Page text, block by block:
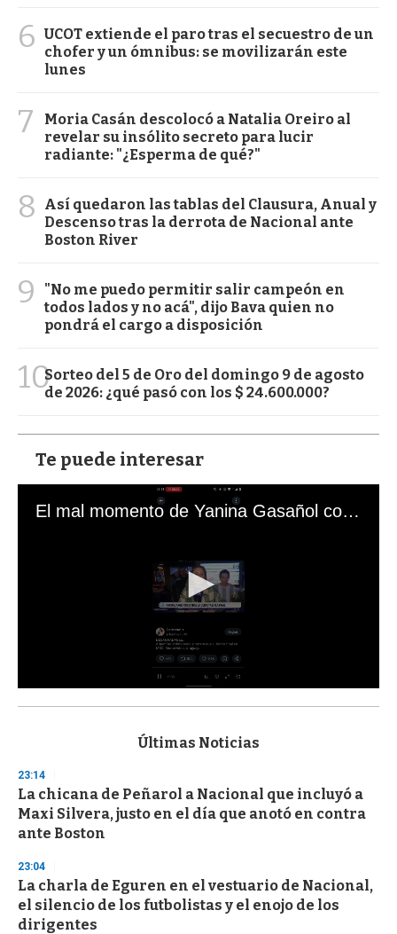
6 UCOT extiende el paro tras el secuestro de un
chofer y un ómnibus: se movilizarán este
lunes
7
Moria Casán descolocó a Natalia Oreiro al
revelar su insólito secreto para lucir
radiante: "¿Esperma de qué?"
8
Así quedaron las tablas del Clausura, Anual y
Descenso tras la derrota de Nacional ante
Boston River
9
"No me puedo permitir salir campeón en
todos lados y no acá", dijo Bava quien no
pondrá el cargo a disposición
10Sorteo del 5 de Oro del domingo 9 de agosto
de 2026: ¿qué pasó con los $ 24.600.000?
Te puede interesar
El mal momento de Yanina Gasañol con un hincha argentino en "Subrayado"
s
d
s
o
f
3
s
e
c
o
n
Últimas Noticias
23:14
La chicana de Peñarol a Nacional que incluyó a
Maxi Silvera, justo en el día que anotó en contra
ante Boston
23:04
La charla de Eguren en el vestuario de Nacional,
el silencio de los futbolistas y el enojo de los
dirigentes